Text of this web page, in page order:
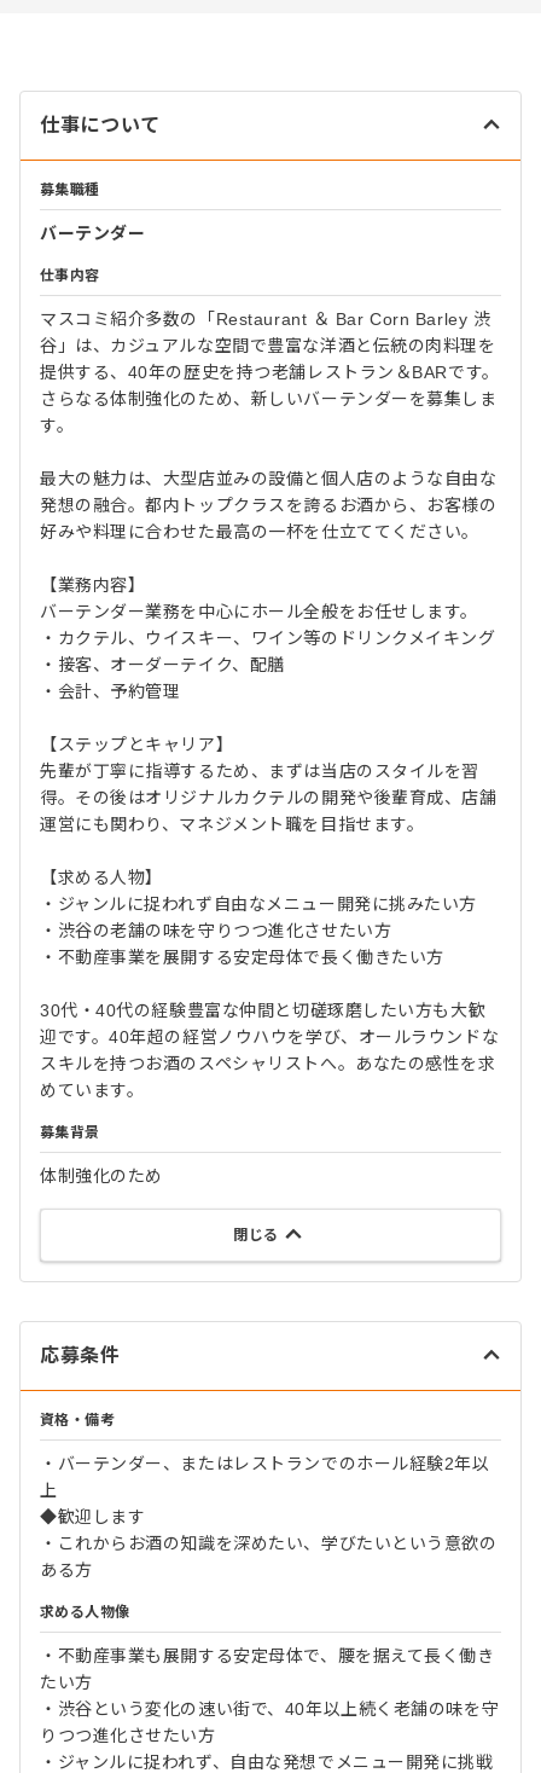
仕事について
募集職種
バーテンダー
仕事内容
マスコミ紹介多数の「Restaurant ＆ Bar Corn Barley 渋
谷」は、カジュアルな空間で豊富な洋酒と伝統の肉料理を
提供する、40年の歴史を持つ老舗レストラン＆BARです。
さらなる体制強化のため、新しいバーテンダーを募集しま
す。
最大の魅力は、大型店並みの設備と個人店のような自由な
発想の融合。都内トップクラスを誇るお酒から、お客様の
好みや料理に合わせた最高の一杯を仕立ててください。
【業務内容】
バーテンダー業務を中心にホール全般をお任せします。
・カクテル、ウイスキー、ワイン等のドリンクメイキング
・接客、オーダーテイク、配膳
・会計、予約管理
【ステップとキャリア】
先輩が丁寧に指導するため、まずは当店のスタイルを習
得。その後はオリジナルカクテルの開発や後輩育成、店舗
運営にも関わり、マネジメント職を目指せます。
【求める人物】
・ジャンルに捉われず自由なメニュー開発に挑みたい方
・渋谷の老舗の味を守りつつ進化させたい方
・不動産事業を展開する安定母体で長く働きたい方
30代・40代の経験豊富な仲間と切磋琢磨したい方も大歓
迎です。40年超の経営ノウハウを学び、オールラウンドな
スキルを持つお酒のスペシャリストへ。あなたの感性を求
めています。
募集背景
体制強化のため
閉じる
応募条件
資格・備考
・バーテンダー、またはレストランでのホール経験2年以
上
◆歓迎します
・これからお酒の知識を深めたい、学びたいという意欲の
ある方
求める人物像
・不動産事業も展開する安定母体で、腰を据えて長く働き
たい方
・渋谷という変化の速い街で、40年以上続く老舗の味を守
りつつ進化させたい方
・ジャンルに捉われず、自由な発想でメニュー開発に挑戦